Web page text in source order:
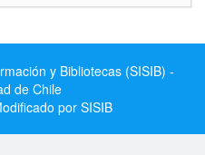
y Bibliotecas (SISIB) -
de Chile
por SISIB